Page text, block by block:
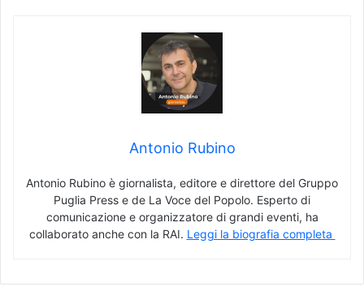
Antonio Rubino
Antonio Rubino è giornalista, editore e direttore del Gruppo
Puglia Press e de La Voce del Popolo. Esperto di
comunicazione e organizzatore di grandi eventi, ha
collaborato anche con la RAI. Leggi la biografia completa